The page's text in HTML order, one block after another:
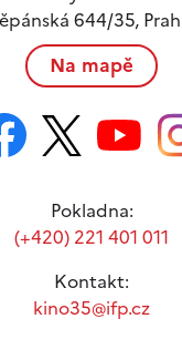
644/35,
Na mapě
Pokladna:
(+420) 221 401 011
Kontakt:
kino35@ifp.cz